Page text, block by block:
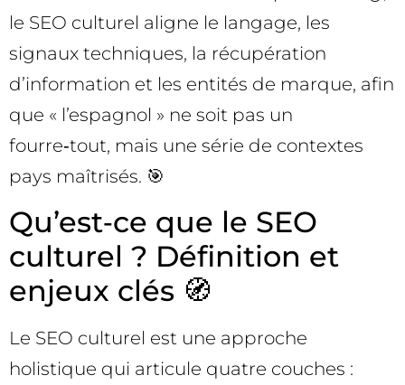
le SEO culturel aligne le langage, les
signaux techniques, la récupération
d’information et les entités de marque, afin
que « l’espagnol » ne soit pas un
fourre‑tout, mais une série de contextes
pays maîtrisés. 🎯
Qu’est‑ce que le SEO
culturel ? Définition et
enjeux clés 🧭
Le SEO culturel est une approche
holistique qui articule quatre couches :